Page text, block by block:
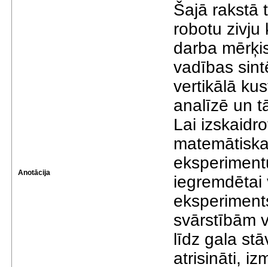
Anotācija
Šajā rakstā
robotu zivju
darba
vadības
vertikālā
analīzē un
Lai
iegremdētai
svārstībām
līdz gala
atrisināti,